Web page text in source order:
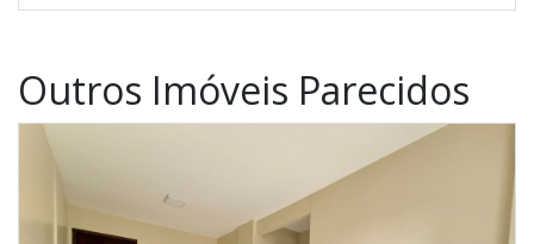
Outros Imóveis Parecidos